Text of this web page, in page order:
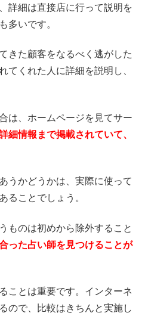
詳細は直接店に行って説明を
多いです。
きた顧客をなるべく逃がした
てくれた人に詳細を説明し、
は、ホームページを見てサー
細情報まで掲載されていて、
うかどうかは、実際に使って
ることでしょう。
ものは初めから除外すること
った占い師を見つけることが
ことは重要です。インターネ
ので、比較はきちんと実施し